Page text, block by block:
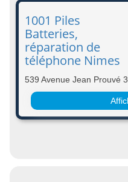
1001 Piles
Batteries,
réparation de
téléphone Nimes
539 Avenue Jean Prouvé